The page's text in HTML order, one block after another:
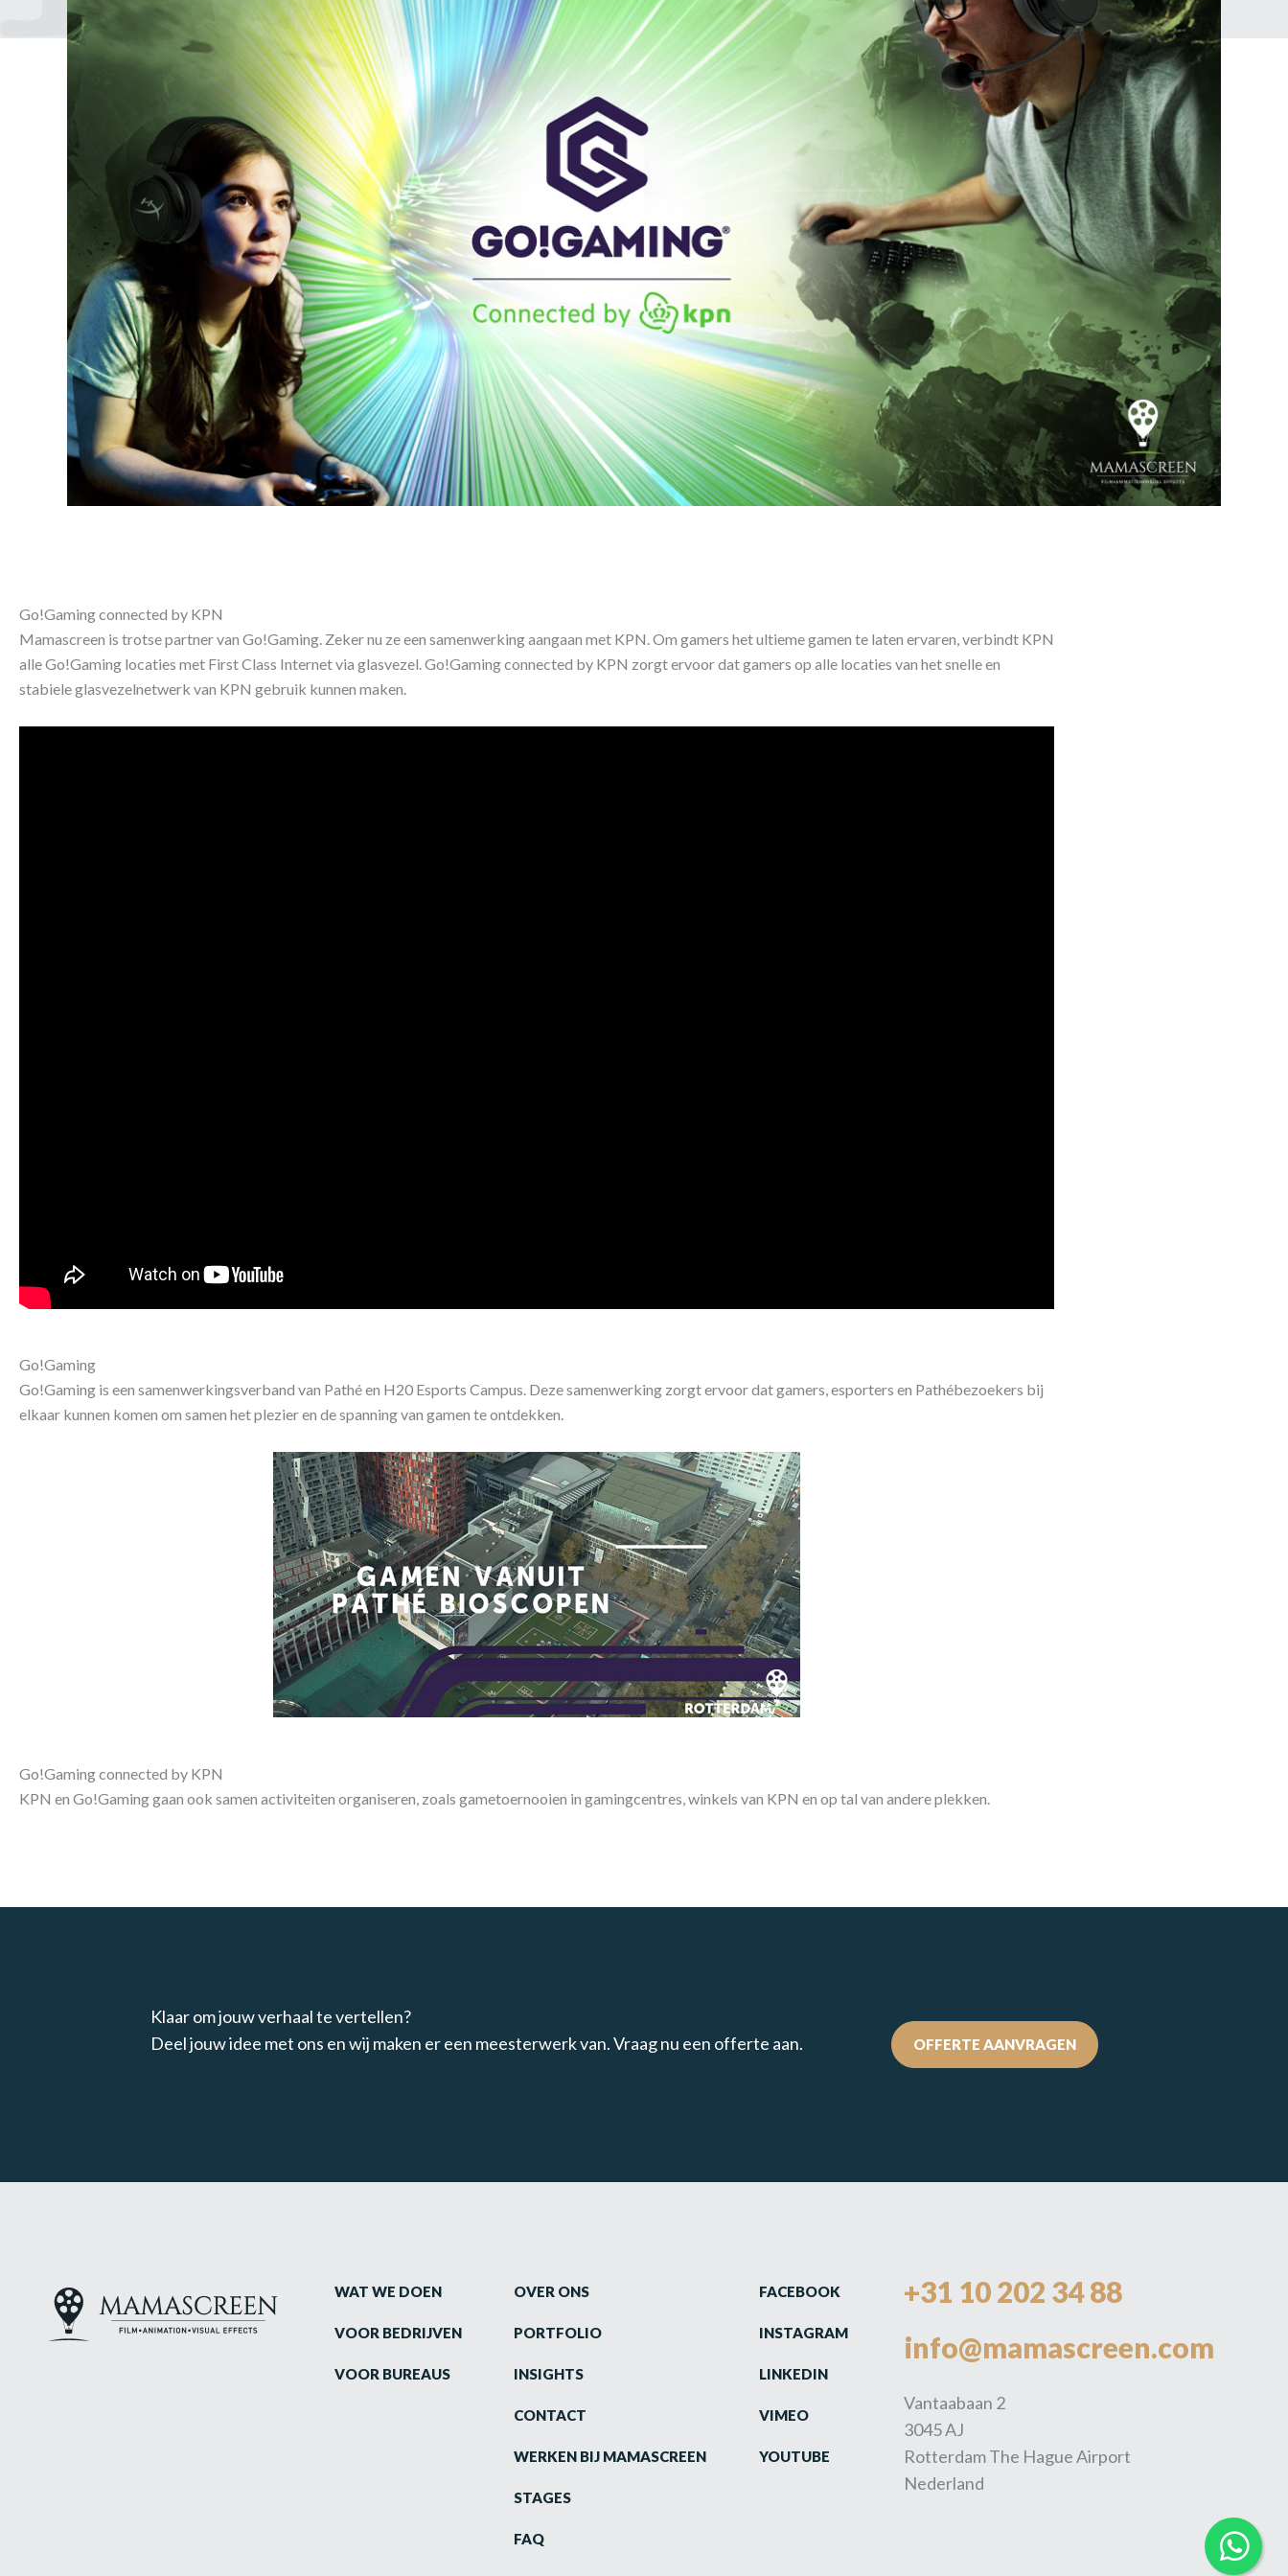
Go!Gaming connected by KPN
Mamascreen is trotse partner van Go!Gaming. Zeker nu ze een samenwerking aangaan met KPN. Om gamers het ultieme gamen te laten ervaren, verbindt KPN
alle Go!Gaming locaties met First Class Internet via glasvezel. Go!Gaming connected by KPN zorgt ervoor dat gamers op alle locaties van het snelle en
stabiele glasvezelnetwerk van KPN gebruik kunnen maken.
Go!Gaming
Go!Gaming is een samenwerkingsverband van Pathé en H20 Esports Campus. Deze samenwerking zorgt ervoor dat gamers, esporters en Pathébezoekers bij
elkaar kunnen komen om samen het plezier en de spanning van gamen te ontdekken.
Go!Gaming connected by KPN
KPN en Go!Gaming gaan ook samen activiteiten organiseren, zoals gametoernooien in gamingcentres, winkels van KPN en op tal van andere plekken.
Klaar om jouw verhaal te vertellen?
Deel jouw idee met ons en wij maken er een meesterwerk van. Vraag nu een offerte aan.
OFFERTE AANVRAGEN
WAT WE DOEN
VOOR BEDRIJVEN
VOOR BUREAUS
OVER ONS
PORTFOLIO
INSIGHTS
CONTACT
WERKEN BIJ MAMASCREEN
STAGES
FAQ
FACEBOOK
INSTAGRAM
LINKEDIN
VIMEO
YOUTUBE
+31 10 202 34 88
info@mamascreen.com
Vantaabaan 2
3045 AJ
Rotterdam The Hague Airport
Nederland